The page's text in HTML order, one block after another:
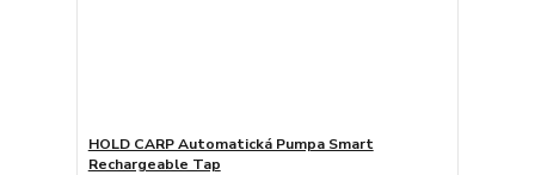
HOLD CARP Automatická Pumpa Smart
Rechargeable Tap